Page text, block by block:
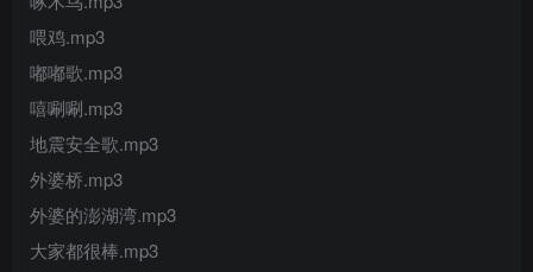
喂鸡.mp3
嘟嘟歌.mp3
嘻唰唰.mp3
地震安全歌.mp3
外婆桥.mp3
外婆的澎湖湾.mp3
大家都很棒.mp3